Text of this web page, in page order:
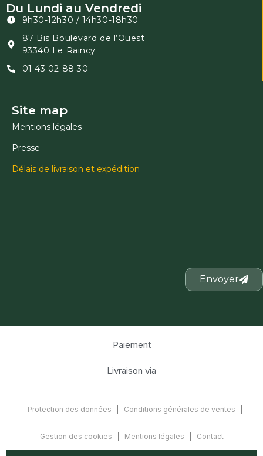
Du Lundi au Vendredi
9h30-12h30 / 14h30-18h30
87 Bis Boulevard de l’Ouest
93340 Le Raincy
01 43 02 88 30
Site map
Mentions légales
Presse
Délais de livraison et expédition
Envoyer
Paiement
Livraison via
Protection des données Conditions générales de ventes
Gestion des cookies Mentions légales Contact